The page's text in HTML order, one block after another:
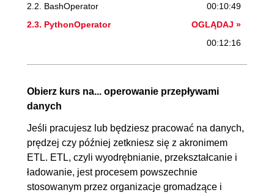
2.2. BashOperator
00:10:49
2.3. PythonOperator
OGLĄDAJ »
00:12:16
3. Sensory
3.1. HTTPSensor
00:10:45
3.2. FileSensor
00:08:38
3.3. PythonSensor
00:07:20
4. Zmienne i dane 00:50:36
Obierz kurs na... operowanie przepływami
danych
Jeśli pracujesz lub będziesz pracować na danych,
prędzej czy później zetkniesz się z akronimem
ETL. ETL, czyli wyodrębnianie, przekształcanie i
ładowanie, jest procesem powszechnie
stosowanym przez organizacje gromadzące i